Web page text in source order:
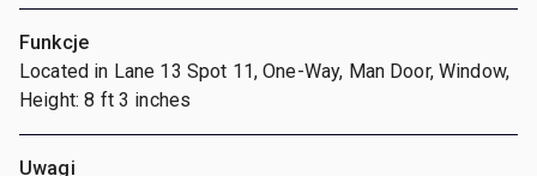
Funkcje
Located in Lane 13 Spot 11, One-Way, Man Door, Window,
Height: 8 ft 3 inches
Uwagi